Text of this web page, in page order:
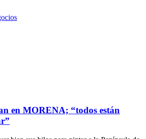
en MORENA; “todos están